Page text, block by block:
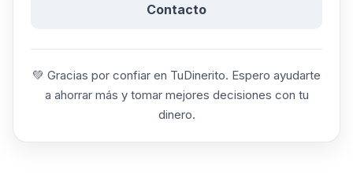
Contacto
💚 Gracias por confiar en TuDinerito. Espero ayudarte
a ahorrar más y tomar mejores decisiones con tu
dinero.